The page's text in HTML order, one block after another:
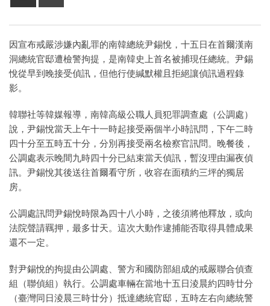
因宣布戒嚴涉嫌內亂罪的南韓總統尹錫悅，十五日在首爾漢南
洞總統官邸遭檢警拘提，是南韓史上首名被捕現任總統。尹錫
悅從早到晚接受偵訊，但他行使緘默權且拒絕讓偵訊過程錄
影。
韓聯社等韓媒報導，南韓高級公職人員犯罪調查處（公調處）
說，尹錫悅當天上午十一時起接受兩個半小時訊問，下午二時
四十分至五時五十分，分別再接受兩名檢察官訊問。晚餐後，
公調處表示晚間九時四十分已結束當天偵訊，暫沒理由漏夜偵
訊。尹錫悅其後送往首爾看守所，收容在面積約三坪的獨居
房。
公調處訊問尹錫悅時限為四十八小時，之後須將他釋放，或向
法院聲請羈押，最多廿天。這次大動作逮捕能否取得具體成果
還不一定。
對尹錫悅的拘提由公調處、警方和國防部組成的戒嚴聯合偵查
組（聯偵組）執行。公調處車輛在當地十五日淩晨約四時廿分
（臺灣同日淩晨三時廿分）抵達總統官邸，五時左右向總統警